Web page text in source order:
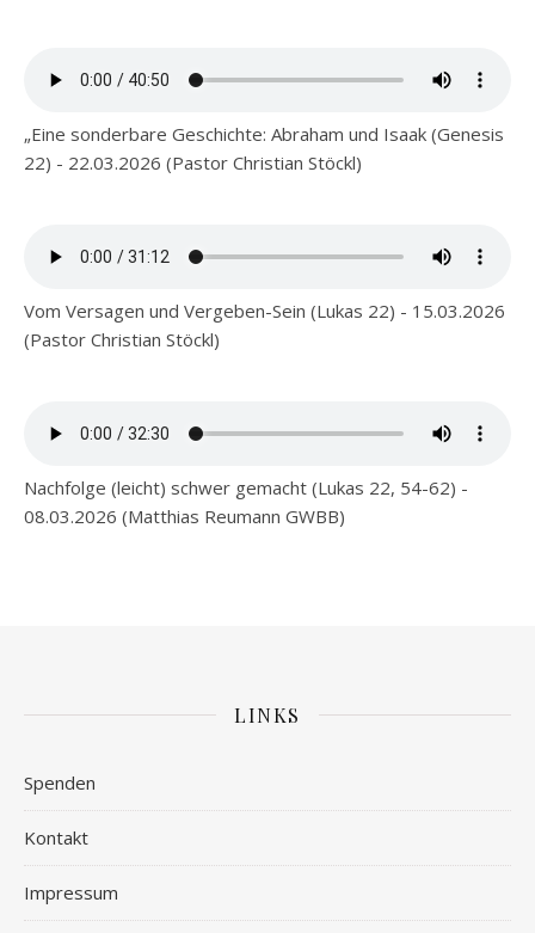
„Eine sonderbare Geschichte: Abraham und Isaak (Genesis
22) - 22.03.2026 (Pastor Christian Stöckl)
Vom Versagen und Vergeben-Sein (Lukas 22) - 15.03.2026
(Pastor Christian Stöckl)
Nachfolge (leicht) schwer gemacht (Lukas 22, 54-62) -
08.03.2026 (Matthias Reumann GWBB)
LINKS
Spenden
Kontakt
Impressum